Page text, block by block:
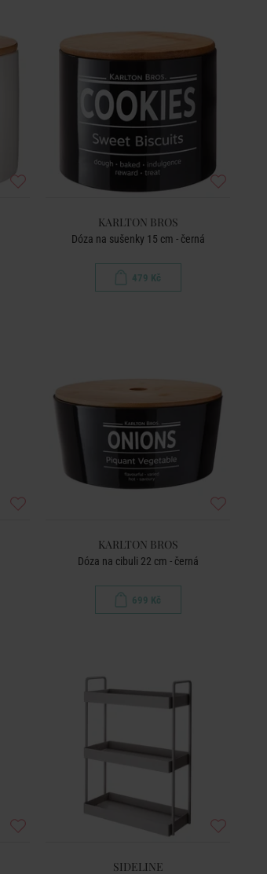
KARLTON BROS
Dóza na sušenky 15 cm - černá
479 Kč
KARLTON BROS
Dóza na cibuli 22 cm - černá
699 Kč
SIDELINE